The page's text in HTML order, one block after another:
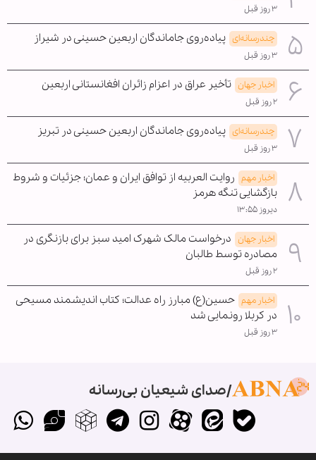
۳ روز قبل
چندرسانه‌ای پیاده‌روی جاماندگان اربعین حسینی در شیراز
۳ روز قبل
اخبار جهان تأخیر عراق در اعزام زائران افغانستانی اربعین
۲ روز قبل
چندرسانه‌ای پیاده‌روی جاماندگان اربعین حسینی در تبریز
۳ روز قبل
اخبار مهم روایت العربیه از توافق ایران و عمان؛ جزئیات و شروط
بازگشایی تنگه هرمز
دیروز ۱۳:۵۵
اخبار جهان درخواست مالک شهرک امید سبز برای بازنگری در
مصادره توسط طالبان
۲ روز قبل
اخبار مهم حسین(ع) مبارز راه عدالت؛ کتاب اندیشمند مسیحی
در کربلا رونمایی شد
۳ روز قبل
صدای شیعیان بی‌رسانه